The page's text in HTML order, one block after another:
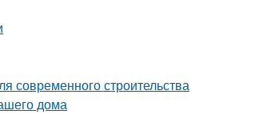
строительства
дома